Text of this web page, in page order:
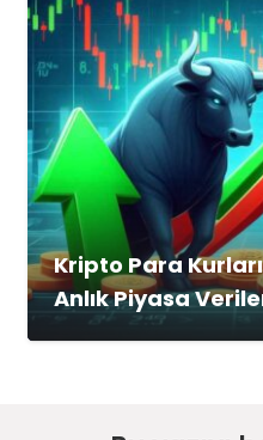
Kripto Para
Anlık Piyasa